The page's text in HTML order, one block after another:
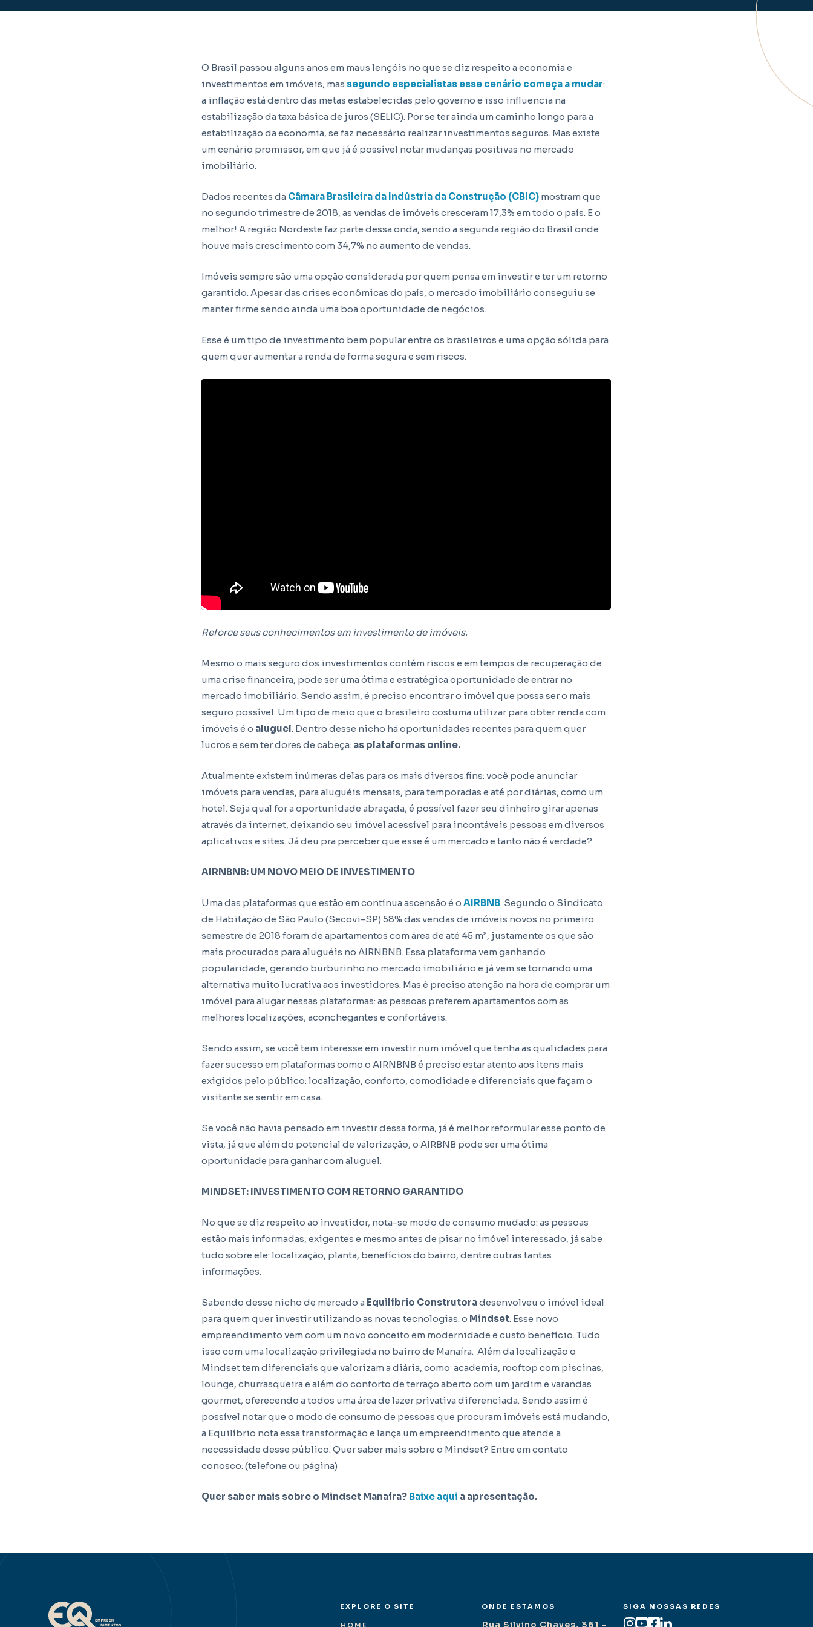
O Brasil passou alguns anos em maus lençóis no que se diz respeito a economia e
investimentos em imóveis, mas segundo especialistas esse cenário começa a mudar:
a inflação está dentro das metas estabelecidas pelo governo e isso influencia na
estabilização da taxa básica de juros (SELIC). Por se ter ainda um caminho longo para a
estabilização da economia, se faz necessário realizar investimentos seguros. Mas existe
um cenário promissor, em que já é possível notar mudanças positivas no mercado
imobiliário.
Dados recentes da Câmara Brasileira da Indústria da Construção (CBIC) mostram que
no segundo trimestre de 2018, as vendas de imóveis cresceram 17,3% em todo o país. E o
melhor! A região Nordeste faz parte dessa onda, sendo a segunda região do Brasil onde
houve mais crescimento com 34,7% no aumento de vendas.
Imóveis sempre são uma opção considerada por quem pensa em investir e ter um retorno
garantido. Apesar das crises econômicas do país, o mercado imobiliário conseguiu se
manter firme sendo ainda uma boa oportunidade de negócios.
Esse é um tipo de investimento bem popular entre os brasileiros e uma opção sólida para
quem quer aumentar a renda de forma segura e sem riscos.
Reforce seus conhecimentos em investimento de imóveis.
Mesmo o mais seguro dos investimentos contém riscos e em tempos de recuperação de
uma crise financeira, pode ser uma ótima e estratégica oportunidade de entrar no
mercado imobiliário. Sendo assim, é preciso encontrar o imóvel que possa ser o mais
seguro possível. Um tipo de meio que o brasileiro costuma utilizar para obter renda com
imóveis é o aluguel. Dentro desse nicho há oportunidades recentes para quem quer
lucros e sem ter dores de cabeça: as plataformas online.
Atualmente existem inúmeras delas para os mais diversos fins: você pode anunciar
imóveis para vendas, para aluguéis mensais, para temporadas e até por diárias, como um
hotel. Seja qual for a oportunidade abraçada, é possível fazer seu dinheiro girar apenas
através da internet, deixando seu imóvel acessível para incontáveis pessoas em diversos
aplicativos e sites. Já deu pra perceber que esse é um mercado e tanto não é verdade?
AIRNBNB: UM NOVO MEIO DE INVESTIMENTO
Uma das plataformas que estão em contínua ascensão é oAIRBNB. Segundo o Sindicato
de Habitação de São Paulo (Secovi-SP) 58% das vendas de imóveis novos no primeiro
semestre de 2018 foram de apartamentos com área de até 45 m², justamente os que são
mais procurados para aluguéis no AIRNBNB. Essa plataforma vem ganhando
popularidade, gerando burburinho no mercado imobiliário e já vem se tornando uma
alternativa muito lucrativa aos investidores. Mas é preciso atenção na hora de comprar um
imóvel para alugar nessas plataformas: as pessoas preferem apartamentos com as
melhores localizações, aconchegantes e confortáveis.
Sendo assim, se você tem interesse em investir num imóvel que tenha as qualidades para
fazer sucesso em plataformas como o AIRNBNB é preciso estar atento aos itens mais
exigidos pelo público: localização, conforto, comodidade e diferenciais que façam o
visitante se sentir em casa.
Se você não havia pensado em investir dessa forma, já é melhor reformular esse ponto de
vista, já que além do potencial de valorização, o AIRBNB pode ser uma ótima
oportunidade para ganhar com aluguel.
MINDSET: INVESTIMENTO COM RETORNO GARANTIDO
No que se diz respeito ao investidor, nota-se modo de consumo mudado: as pessoas
estão mais informadas, exigentes e mesmo antes de pisar no imóvel interessado, já sabe
tudo sobre ele: localização, planta, benefícios do bairro, dentre outras tantas
informações.
Sabendo desse nicho de mercado a Equilíbrio Construtoradesenvolveu o imóvel ideal
para quem quer investir utilizando as novas tecnologias: o Mindset. Esse novo
empreendimento vem com um novo conceito em modernidade e custo benefício. Tudo
isso com uma localização privilegiada no bairro de Manaíra. Além da localização o
Mindset tem diferenciais que valorizam a diária, como academia, rooftop com piscinas,
lounge, churrasqueira e além do conforto de terraço aberto com um jardim e varandas
gourmet, oferecendo a todos uma área de lazer privativa diferenciada. Sendo assim é
possível notar que o modo de consumo de pessoas que procuram imóveis está mudando,
a Equilíbrio nota essa transformação e lança um empreendimento que atende a
necessidade desse público.Quer saber mais sobre o Mindset? Entre em contato
conosco: (telefone ou página)
Quer saber mais sobre o Mindset Manaíra? Baixe aqui a apresentação.
EXPLORE O SITE
HOME
ONDE ESTAMOS
Rua Silvino Chaves, 361 -
SIGA NOSSAS REDES